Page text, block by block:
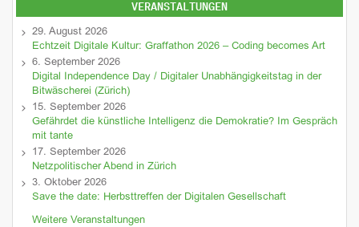
VERANSTALTUNGEN
29. August 2026
Echtzeit Digitale Kultur: Graffathon 2026 – Coding becomes Art
6. September 2026
Digital Independence Day / Digitaler Unabhängigkeitstag in der
Bitwäscherei (Zürich)
15. September 2026
Gefährdet die künstliche Intelligenz die Demokratie? Im Gespräch
mit tante
17. September 2026
Netzpolitischer Abend in Zürich
3. Oktober 2026
Save the date: Herbsttreffen der Digitalen Gesellschaft
Weitere Veranstaltungen